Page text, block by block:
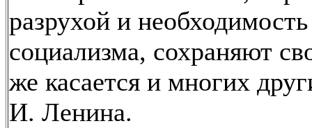
разрухой и необходимость
социализма, сохраняют
же касается и многих
И. Ленина.